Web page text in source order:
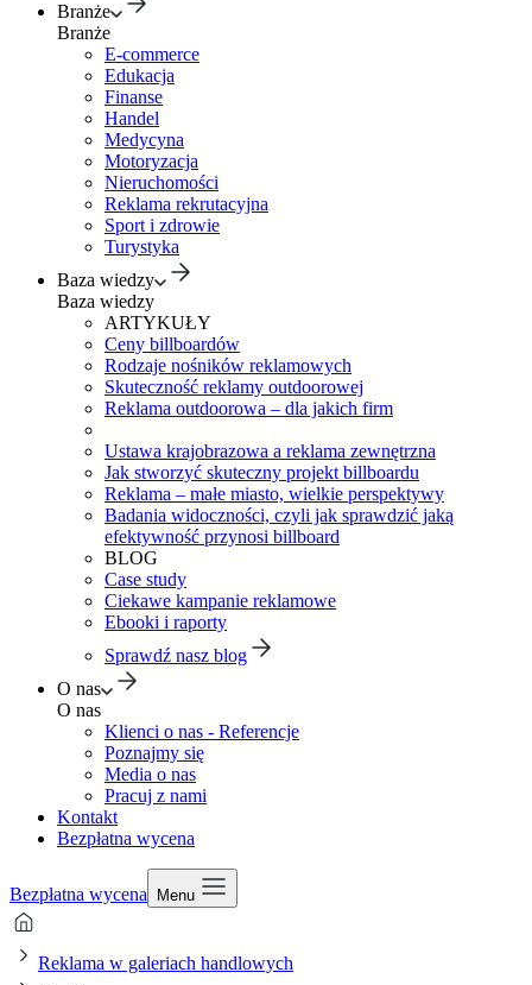
Branże
Branże
E-commerce
Edukacja
Finanse
Handel
Medycyna
Motoryzacja
Nieruchomości
Reklama rekrutacyjna
Sport i zdrowie
Turystyka
Baza wiedzy
Baza wiedzy
ARTYKUŁY
Ceny billboardów
Rodzaje nośników reklamowych
Skuteczność reklamy outdoorowej
Reklama outdoorowa – dla jakich firm
Ustawa krajobrazowa a reklama zewnętrzna
Jak stworzyć skuteczny projekt billboardu
Reklama – małe miasto, wielkie perspektywy
Badania widoczności, czyli jak sprawdzić jaką
efektywność przynosi billboard
BLOG
Case study
Ciekawe kampanie reklamowe
Ebooki i raporty
Sprawdź nasz blog
O nas
O nas
Klienci o nas - Referencje
Poznajmy się
Media o nas
Pracuj z nami
Kontakt
Bezpłatna wycena
Bezpłatna wycena Menu
Reklama w galeriach handlowych